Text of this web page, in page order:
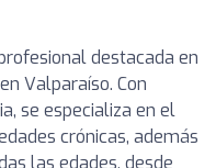
destacada en
Valparaíso. Con
se especializa en el
crónicas, además
las edades, desde